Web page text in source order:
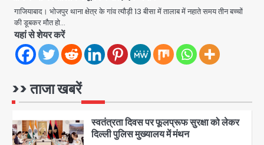
गाजियाबाद। भोजपुर थाना क्षेत्र के गांव त्यौड़ी 13 बीसा में तालाब में नहाते समय तीन बच्चों
की डूबकर मौत हो…
यहां से शेयर करें
>> ताजा खबरें
5
अपनत्व का सहारा
1
आॅपरेशन विस्टा 1.0: वीजा शर्तों का उल्लंघन
स्वतंत्रता दिवस पर फूलप्रूफ सुरक्षा को लेकर
दिल्ली पुलिस मुख्यालय में मंथन